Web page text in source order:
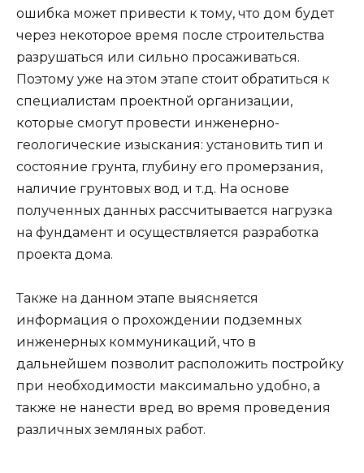
ошибка может привести к тому, что дом будет
через некоторое время после строительства
разрушаться или сильно просаживаться.
Поэтому уже на этом этапе стоит обратиться к
специалистам проектной организации,
которые смогут провести инженерно-
геологические изыскания: установить тип и
состояние грунта, глубину его промерзания,
наличие грунтовых вод и т.д. На основе
полученных данных рассчитывается нагрузка
на фундамент и осуществляется разработка
проекта дома.
Также на данном этапе выясняется
информация о прохождении подземных
инженерных коммуникаций, что в
дальнейшем позволит расположить постройку
при необходимости максимально удобно, а
также не нанести вред во время проведения
различных земляных работ.